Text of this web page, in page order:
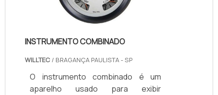
a finalidade de realizar mudanças na
direção da linha e é util.
INSTRUMENTO COMBINADO
WILLTEC / BRAGANÇA PAULISTA - SP
O instrumento combinado é um
aparelho usado para exibir